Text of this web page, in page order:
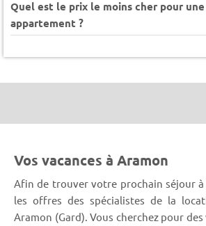
Quel est le prix le moins cher pour une
appartement ?
Vos vacances à Aramon
Afin de trouver votre prochain séjour à
les offres des spécialistes de la
Aramon (Gard). Vous cherchez pour